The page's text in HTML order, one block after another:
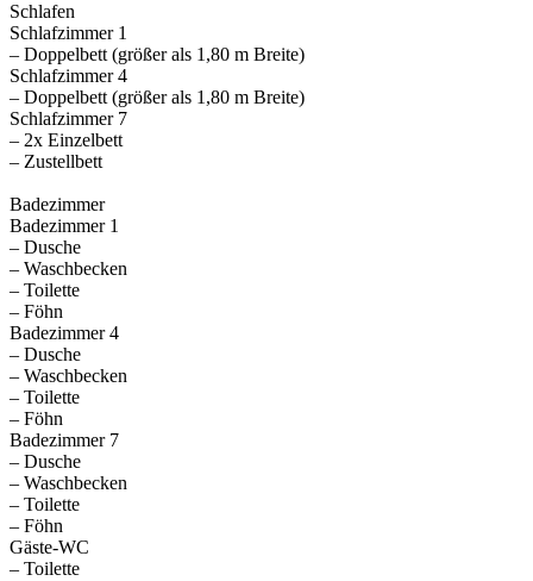
Schlafen
Schlafzimmer 1
– Doppelbett (größer als 1,80 m Breite)
Schlafzimmer 4
– Doppelbett (größer als 1,80 m Breite)
Schlafzimmer 7
– 2x Einzelbett
– Zustellbett
Badezimmer
Badezimmer 1
– Dusche
– Waschbecken
– Toilette
– Föhn
Badezimmer 4
– Dusche
– Waschbecken
– Toilette
– Föhn
Badezimmer 7
– Dusche
– Waschbecken
– Toilette
– Föhn
Gäste-WC
– Toilette